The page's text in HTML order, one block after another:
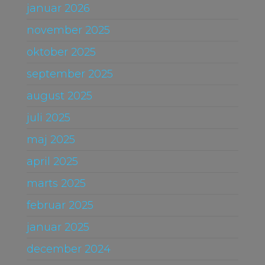
januar 2026
november 2025
oktober 2025
september 2025
august 2025
juli 2025
maj 2025
april 2025
marts 2025
februar 2025
januar 2025
december 2024